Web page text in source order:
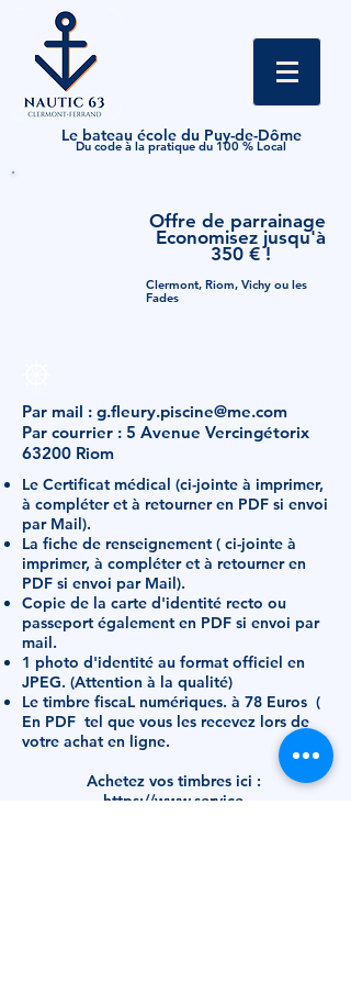
Le bateau école du Puy-de-Dôme
Du code à la pratique du 100 % Local
Offre de parrainage
Economisez jusqu'à
350 € !
Clermont, Riom, Vichy ou les
Fades
Par mail : g.fleury.piscine@me.com
Par courrier : 5 Avenue Vercingétorix
63200 Riom
Le Certificat médical (ci-jointe à imprimer,
à compléter et à retourner en PDF si envoi
par Mail).
La fiche de renseignement ( ci-jointe à
imprimer, à compléter et à retourner en
PDF si envoi par Mail).
Copie de la carte d'identité recto ou
passeport également en PDF si envoi par
mail.
1 photo d'identité au format officiel en
JPEG. (Attention à la qualité)
Le timbre fiscaL numériques. à 78 Euros (
En PDF tel que vous les recevez lors de
votre achat en ligne.
​Achetez vos timbres ici :
https://www.service-